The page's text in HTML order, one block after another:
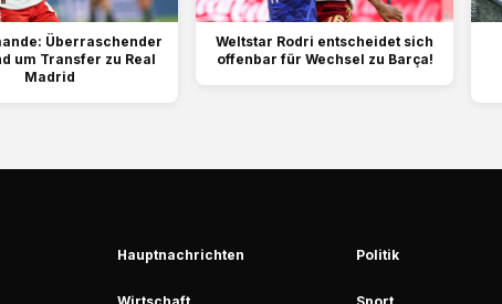
Überraschender
um Transfer zu Real
Madrid
Weltstar Rodri entscheidet sich
offenbar für Wechsel zu Barça!
Hauptnachrichten Politik